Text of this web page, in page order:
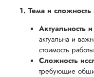
сумма
будет
возвращена
заказчику.
стремимся
и
о
1. Тема и сложность
Актуальность
актуальна и
стоимость
Сложность
требующие